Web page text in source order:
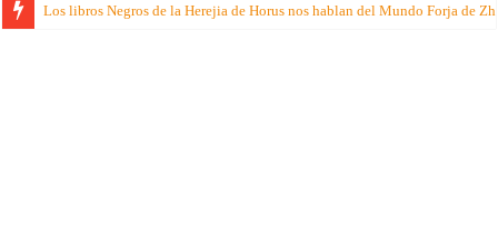
Los libros Negros de la Herejia de Horus nos hablan del Mundo Forja de